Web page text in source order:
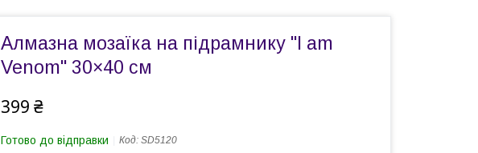
Алмазна мозаїка на підрамнику "I am
Venom" 30×40 см
399 ₴
Готово до відправки Код: SD5120